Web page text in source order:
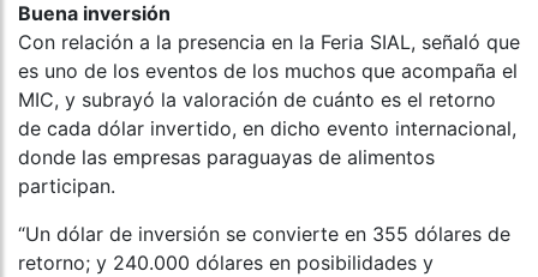
Buena inversión
Con relación a la presencia en la Feria SIAL, señaló que
es uno de los eventos de los muchos que acompaña el
MIC, y subrayó la valoración de cuánto es el retorno
de cada dólar invertido, en dicho evento internacional,
donde las empresas paraguayas de alimentos
participan.
“Un dólar de inversión se convierte en 355 dólares de
retorno; y 240.000 dólares en posibilidades y